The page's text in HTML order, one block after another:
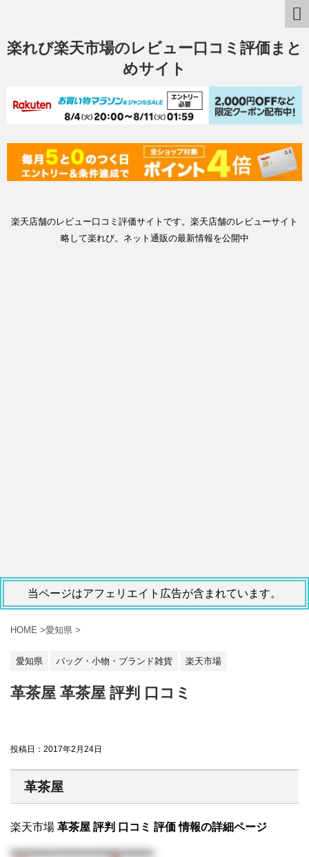
楽れび楽天市場のレビュー口コミ評価まと
めサイト
楽天店舗のレビュー口コミ評価サイトです。楽天店舗のレビューサイト
略して楽れび。ネット通販の最新情報を公開中
当ページはアフェリエイト広告が含まれています。
HOME >愛知県 >
愛知県 バッグ・小物・ブランド雑貨 楽天市場
革茶屋 革茶屋 評判 口コミ
投稿日： 2017年2月24日
革茶屋
楽天市場 革茶屋 評判 口コミ 評価 情報の詳細ページ